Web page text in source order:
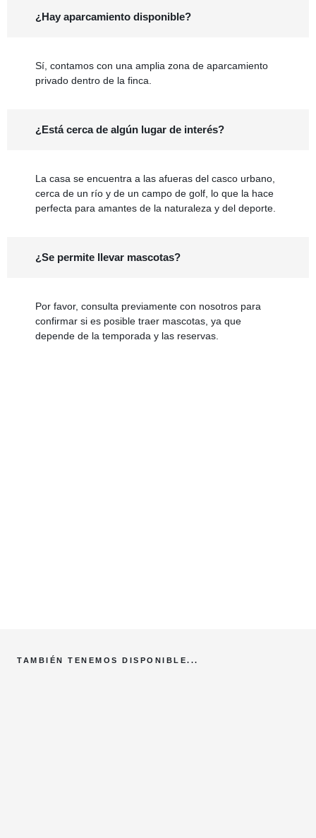
¿Hay aparcamiento disponible?
Sí, contamos con una amplia zona de aparcamiento
privado dentro de la finca.
¿Está cerca de algún lugar de interés?
La casa se encuentra a las afueras del casco urbano,
cerca de un río y de un campo de golf, lo que la hace
perfecta para amantes de la naturaleza y del deporte.
¿Se permite llevar mascotas?
Por favor, consulta previamente con nosotros para
confirmar si es posible traer mascotas, ya que
depende de la temporada y las reservas.
TAMBIÉN TENEMOS DISPONIBLE...